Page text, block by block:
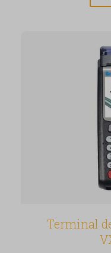
Terminal